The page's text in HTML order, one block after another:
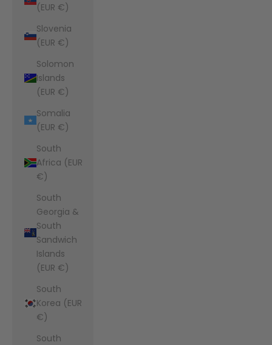
(EUR €)
Slovenia
(EUR €)
Solomon
Islands
(EUR €)
Somalia
(EUR €)
South
Africa (EUR
€)
South
Georgia &
South
Sandwich
Islands
(EUR €)
South
Korea (EUR
€)
South